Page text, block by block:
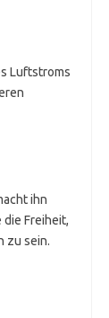
Luftstroms
ihn
Freiheit,
zu sein.